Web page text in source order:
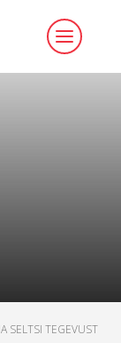
SELTSI TEGEVUST